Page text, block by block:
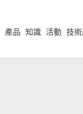
產品 知識 活動 技